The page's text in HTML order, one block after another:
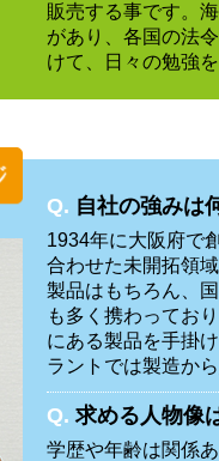
販売する事です。
があり、各国の法
けて、日々の勉強
Q. 自社の強みは
1934年に大阪府で
合わせた未開拓領
製品はもちろん、
も多く携わってお
にある製品を手掛
ラントでは製造か
Q. 求める人物像
学歴や年齢は関係